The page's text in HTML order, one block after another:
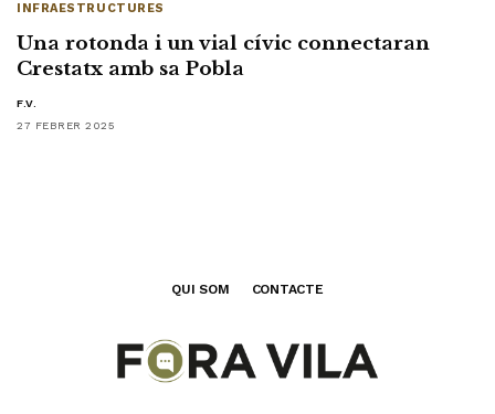
INFRAESTRUCTURES
Una rotonda i un vial cívic connectaran
Crestatx amb sa Pobla
F.V.
27 FEBRER 2025
QUI SOM CONTACTE